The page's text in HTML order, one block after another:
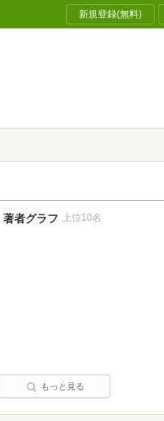
新規登録(無料)
著者グラフ 上位10名
もっと見る